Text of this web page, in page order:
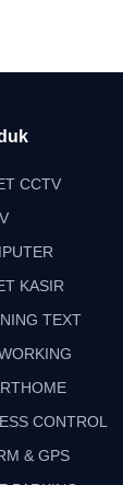
CCTV
KASIR
TEXT
CONTROL
& GPS